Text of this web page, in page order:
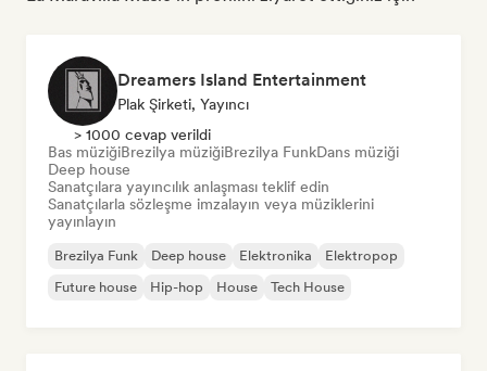
Dreamers Island Entertainment
Plak Şirketi, Yayıncı
> 1000 cevap verildi
Bas müziğiBrezilya müziğiBrezilya FunkDans müziği
Deep house
Sanatçılara yayıncılık anlaşması teklif edin
Sanatçılarla sözleşme imzalayın veya müziklerini
yayınlayın
Brezilya Funk Deep house Elektronika
Elektropop
Future house
Hip-hop House Tech House